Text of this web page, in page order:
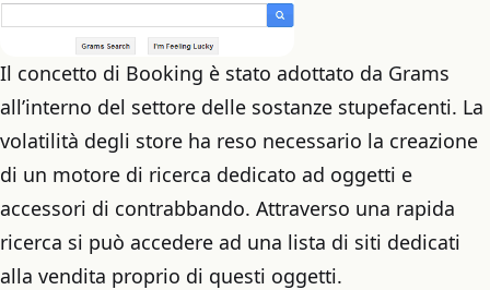
Il concetto di Booking è stato adottato da Grams
all’interno del settore delle sostanze stupefacenti. La
volatilità degli store ha reso necessario la creazione
di un motore di ricerca dedicato ad oggetti e
accessori di contrabbando. Attraverso una rapida
ricerca si può accedere ad una lista di siti dedicati
alla vendita proprio di questi oggetti.